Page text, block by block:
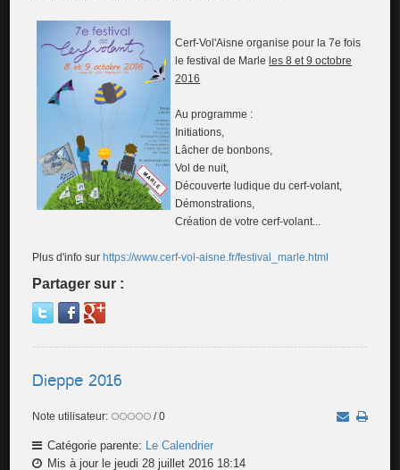
Cerf-Vol'Aisne organise pour la 7e fois
le festival de Marle les 8 et 9 octobre
2016
Au programme :
Initiations,
Lâcher de bonbons,
Vol de nuit,
Découverte ludique du cerf-volant,
Démonstrations,
Création de votre cerf-volant...
Plus d'info sur https://www.cerf-vol-aisne.fr/festival_marle.html
Partager sur :
Dieppe 2016
Note utilisateur: / 0
Catégorie parente: Le Calendrier
Mis à jour le jeudi 28 juillet 2016 18:14